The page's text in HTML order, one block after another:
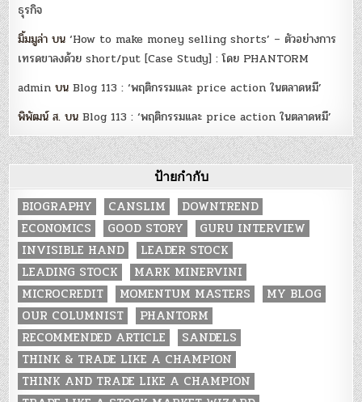
ธุรกิจ
มิ้มมูล่า บน‘How to make money selling shorts’ – ตัวอย่างการ
เทรดขาลงด้วย short/put [Case Study] : โดย PHANTORM
admin บนBlog 113 : ‘พฤติกรรมและ price action ในตลาดหมี’
พิพัฒน์ ส. บนBlog 113 : ‘พฤติกรรมและ price action ในตลาดหมี’
ป้ายกำกับ
BIOGRAPHY CANSLIM
DOWNTREND
ECONOMICS
GOOD STORY
GURU INTERVIEW
INVISIBLE HAND
LEADER STOCK
LEADING STOCK
MARK MINERVINI
MICROCREDIT
MOMENTUM MASTERS
MY BLOG
OUR COLUMNIST
PHANTORM
RECOMMENDED ARTICLE
SANDELS
THINK & TRADE LIKE A CHAMPION
THINK AND TRADE LIKE A CHAMPION